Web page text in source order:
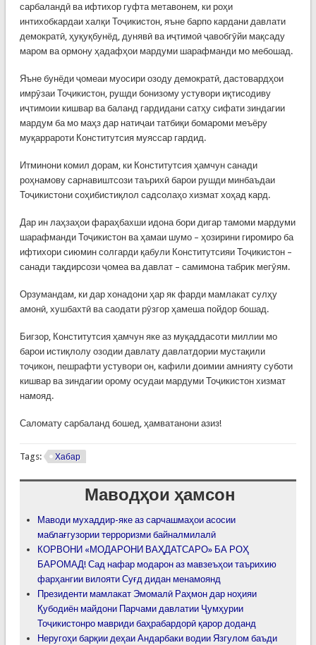
сарбаландӣ ва ифтихор гуфта метавонем, ки роҳи
интихобкардаи халқи Тоҷикистон, яъне барпо кардани давлати
демократӣ, ҳуқуқбунёд, дунявӣ ва иҷтимоӣ ҷавобгӯйи мақсаду
маром ва ормону ҳадафҳои мардуми шарафманди мо мебошад.
Яъне бунёди ҷомеаи муосири озоду демократӣ, дастовардҳои
имрӯзаи Тоҷикистон, рушди бонизому устувори иқтисодиву
иҷтимоии кишвар ва баланд гардидани сатҳу сифати зиндагии
мардум ба мо маҳз дар натиҷаи татбиқи бомароми меъёру
муқаррароти Конститутсия муяссар гардид.
Итминони комил дорам, ки Конститутсия ҳамчун санади
роҳнамову сарнавиштсози таърихӣ барои рушди минбаъдаи
Тоҷикистони соҳибистиқлол садсолаҳо хизмат хоҳад кард.
Дар ин лаҳзаҳои фараҳбахши идона бори дигар тамоми мардуми
шарафманди Тоҷикистон ва ҳамаи шумо – ҳозирини гиромиро ба
ифтихори сиюмин солгарди қабули Конститутсияи Тоҷикистон –
санади тақдирсози ҷомеа ва давлат – самимона табрик мегӯям.
Орзумандам, ки дар хонадони ҳар як фарди мамлакат сулҳу
амонӣ, хушбахтӣ ва саодати рӯзгор ҳамеша пойдор бошад.
Бигзор, Конститутсия ҳамчун яке аз муқаддасоти миллии мо
барои истиқлолу озодии давлату давлатдории мустақили
тоҷикон, пешрафти устувори он, кафили доимии амнияту суботи
кишвар ва зиндагии орому осудаи мардуми Тоҷикистон хизмат
намояд.
Саломату сарбаланд бошед, ҳамватанони азиз!
Tags: Хабар
Маводҳои ҳамсон
Маводи мухаддир-яке аз сарчашмаҳои асосии
маблағгузории терроризми байналмилалӣ
КОРВОНИ «МОДАРОНИ ВАҲДАТСАРО» БА РОҲ
БАРОМАД! Сад нафар модарон аз мавзеъҳои таърихию
фарҳангии вилояти Суғд дидан менамоянд
Президенти мамлакат Эмомалӣ Раҳмон дар ноҳияи
Қубодиён майдони Парчами давлатии Ҷумҳурии
Тоҷикистонро мавриди баҳрабардорӣ қарор доданд
Неругоҳи барқии деҳаи Андарбаки водии Язгулом баъди